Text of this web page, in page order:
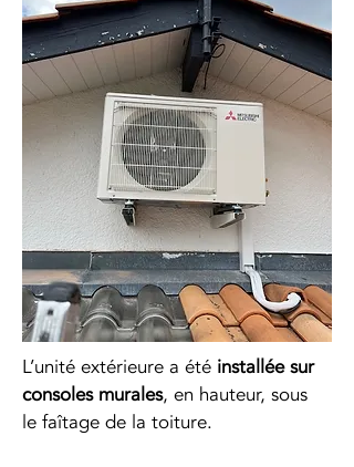
L’unité extérieure a été installée sur
consoles murales, en hauteur, sous
le faîtage de la toiture.